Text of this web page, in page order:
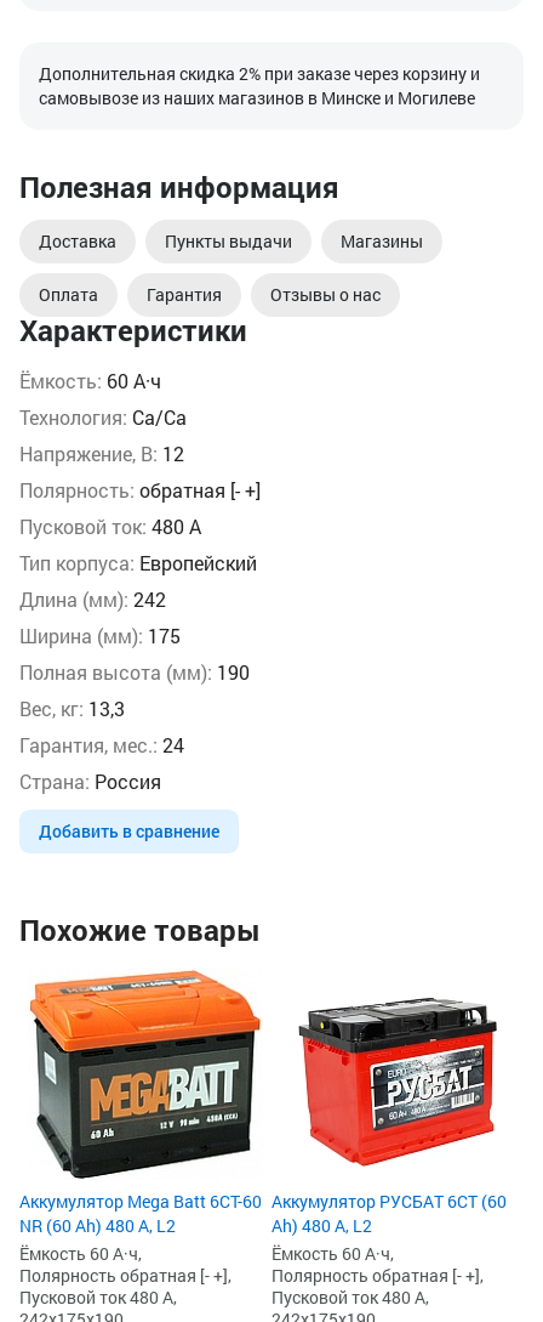
Характеристики
Ёмкость: 60 А·ч
Технология: Ca/Ca
Напряжение, В: 12
Полярность: обратная [- +]
Пусковой ток: 480 А
Тип корпуса: Европейский
Длина (мм): 242
Ширина (мм): 175
Полная высота (мм): 190
Вес, кг: 13,3
Гарантия, мес.: 24
Страна: Россия
Добавить в сравнение
Дополнительная скидка 2% при заказе через корзину и
самовывозе из наших магазинов в Минске и Могилеве
Полезная информация
Доставка Пункты выдачи Магазины
Оплата Гарантия Отзывы о нас
Похожие товары
Аккумулятор Mega Batt 6CT-60
NR (60 Ah) 480 А, L2
Ёмкость 60 А·ч,
Полярность обратная [- +],
Пусковой ток 480 А,
Аккумулятор РУСБАТ 6СТ (60
Ah) 480 А, L2
Ёмкость 60 А·ч,
Полярность обратная [- +],
Пусковой ток 480 А,